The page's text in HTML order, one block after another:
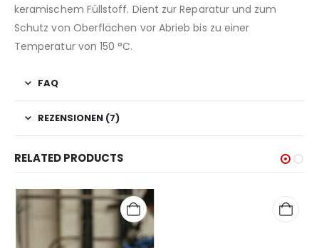
keramischem Füllstoff. Dient zur Reparatur und zum
Schutz von Oberflächen vor Abrieb bis zu einer
Temperatur von 150 °C.
FAQ
REZENSIONEN (7)
RELATED PRODUCTS